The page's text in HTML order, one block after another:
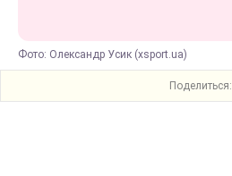
Фото: Олександр Усик (xsport.ua)
Поделиться: